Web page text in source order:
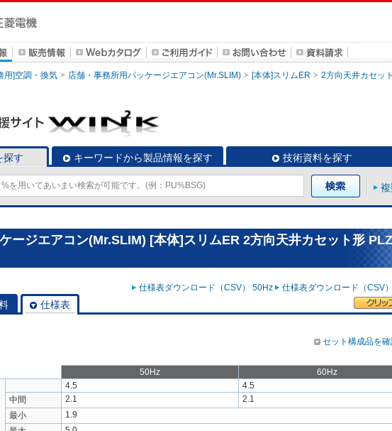
用]空調・換気 店舗・事務所用パッケージエアコン(Mr.SLIM) [本体]スリムER 2方向天井カセッ
探す キーワードから製品情報を探す 技術資料を探す
ージエアコン(Mr.SLIM) [本体]スリムER 2方向天井カセット形
仕様表ダウンロード（CSV） 50Hz 仕様表ダウンロード（CSV
仕様表
セット構成品を確
50Hz
60Hz
4.5
4.5
中間
2.1
2.1
最小
1.9